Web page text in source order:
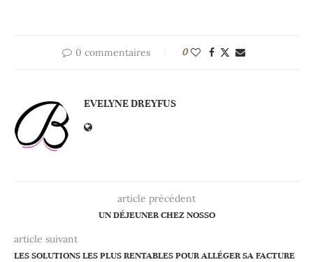
0 commentaires 0
EVELYNE DREYFUS
article précédent
UN DÉJEUNER CHEZ NOSSO
article suivant
LES SOLUTIONS LES PLUS RENTABLES POUR ALLÉGER SA FACTURE